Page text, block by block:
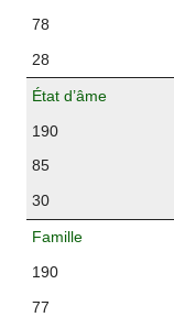
78
28
État d’âme
190
85
30
Famille
190
77